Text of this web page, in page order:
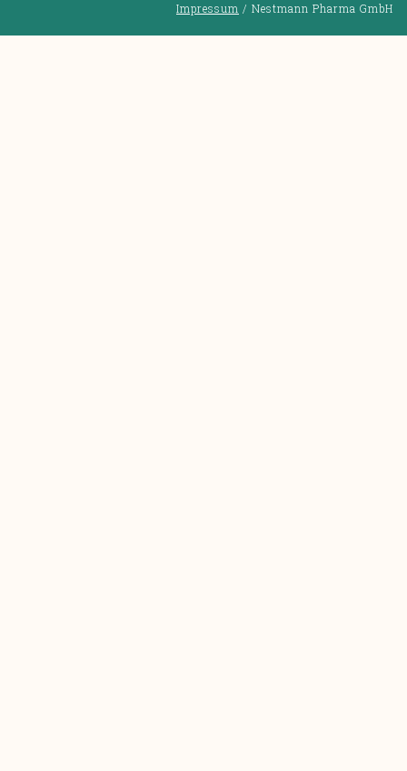
Impressum / Nestmann Pharma GmbH